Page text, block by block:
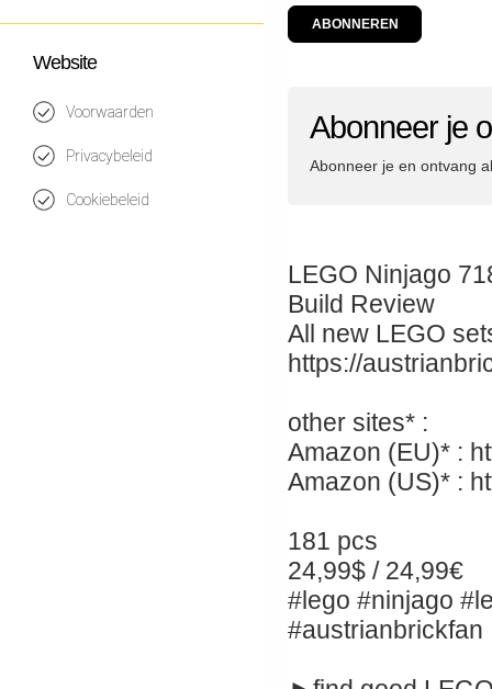
Website
Voorwaarden
Privacybeleid
Cookiebeleid
ABONNEREN
Abonneer je
Abonneer je en ontvang
LEGO Ninjago
Build Review
All new LEGO
https://
other sites* :
Amazon (EU)* :
Amazon (US)* :
181 pcs
24,99$ / 24,99€
#lego #ninjago
#austrianbrickfan